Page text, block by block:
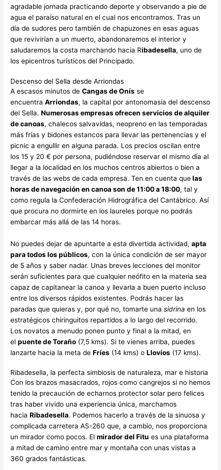
agradable jornada practicando deporte y observando a pie de
agua el paraíso natural en el cual nos encontramos. Tras un
día de sudores pero también de chapuzones en esas aguas
que revivirían a un muerto, abandonaremos el interior y
saludaremos la costa marchando hacia Ribadesella, uno de
los epicentros turísticos del Principado.
Descenso del Sella desde Arriondas
A escasos minutos deCangas de Onís se
encuentraArriondas, la capital por antonomasia del descenso
del Sella.Numerosas empresas ofrecen servicios de alquiler
de canoas, chalecos salvavidas, neopreno en las temporadas
más frías y bidones estancos para llevar las pertenencias y el
picnic a engullir en alguna parada. Los precios oscilan entre
los 15 y 20 € por persona, pudiéndose reservar el mismo día al
llegar a la localidad en los muchos centros abiertos o bien a
través de las webs de cada empresa. Ten en cuenta quelas
horas de navegación en canoa son de 11:00 a 18:00, tal y
como regula la Confederación Hidrográfica del Cantábrico. Así
que procura no dormirte en los laureles porque no podrás
embarcar más allá de las 14 horas.
No puedes dejar de apuntarte a esta divertida actividad,apta
para todos los públicos, con la única condición de ser mayor
de 5 años y saber nadar. Unas breves lecciones del monitor
serán suficientes para que cualquier neófito en la materia sea
capaz de capitanear la canoa y llevarla a buen puerto incluso
entre los diversos rápidos existentes. Podrás hacer las
paradas que quieras y, por qué no, tomarte unasidrina en los
estratégicos chiringuitos repartidos a lo largo del recorrido.
Los novatos a menudo ponen punto y final a la mitad, en
elpuente de Toraño (7,5 kms). Si te vienes arriba, puedes
lanzarte hacia la meta deFríes (14 kms) oLlovíos (17 kms).
Ribadesella, la perfecta simbiosis de naturaleza, mar e historia
Con los brazos masacrados, rojos como cangrejos si no hemos
tenido la precaución de echarnos protector solar pero felices
tras haber vivido una experiencia única, marchamos
haciaRibadesella. Podemos hacerlo a través de la sinuosa y
complicada carretera AS-260 que, a cambio, nos proporciona
un mirador como pocos. Elmirador del Fitu es una plataforma
a mitad de camino entre mar y montaña con unas vistas a
360 grados fantásticas.